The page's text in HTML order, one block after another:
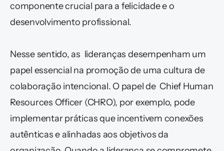
componente crucial para a felicidade e o
desenvolvimento profissional.
Nesse sentido, as  lideranças desempenham um
papel essencial na promoção de uma cultura de
colaboração intencional. O papel de  Chief Human
Resources Officer (CHRO), por exemplo, pode
implementar práticas que incentivem conexões
autênticas e alinhadas aos objetivos da